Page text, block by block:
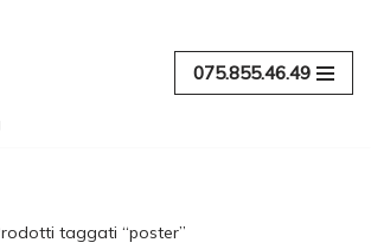
075.855.46.49
taggati “poster”